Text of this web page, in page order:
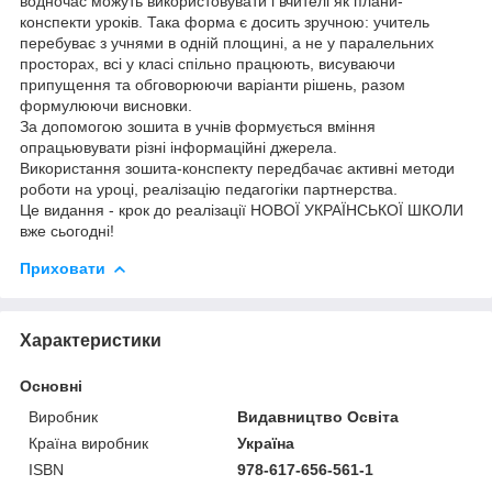
конспекти уроків. Така форма є досить зручною: учитель
перебуває з учнями в одній площині, а не у паралельних
просторах, всі у класі спільно працюють, висуваючи
припущення та обговорюючи варіанти рішень, разом
формулюючи висновки.
За допомогою зошита в учнів формується вміння
опрацьювувати різні інформаційні джерела.
Використання зошита-конспекту передбачає активні методи
роботи на уроці, реалізацію педагогіки партнерства.
Це видання - крок до реалізації НОВОЇ УКРАЇНСЬКОЇ ШКОЛИ
вже сьогодні!
Приховати
Характеристики
Основні
Виробник
Видавництво Освіта
Країна виробник
Україна
ISBN
978-617-656-561-1